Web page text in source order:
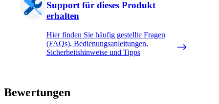
Support für dieses Produkt
erhalten
Hier finden Sie häufig gestellte Fragen
(FAQs), Bedienungsanleitungen,
Sicherheitshinweise und Tipps
Bewertungen